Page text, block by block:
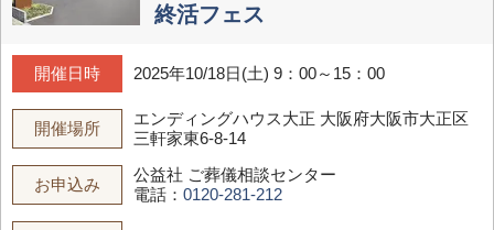
終活フェス
開催日時 2025年10/18日(土) 9：00～15：00
開催場所
エンディングハウス大正 大阪府大阪市大正区
三軒家東6-8-14
お申込み
公益社 ご葬儀相談センター
電話： 0120-281-212